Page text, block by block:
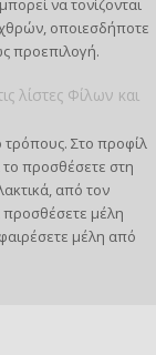
να τονίζονται
οποιεσδήποτε
προεπιλογή.
λίστες Φίλων και
τρόπους. Στο προφίλ
προσθέσετε στη
από τον
προσθέσετε μέλη
μέλη από